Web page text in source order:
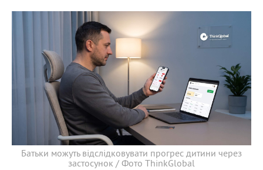
Батьки можуть відслідковувати прогрес дитини через
застосунок / Фото ThinkGlobal